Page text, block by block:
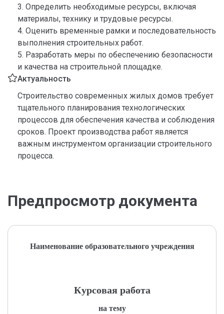
3. Определить необходимые ресурсы, включая
материалы, технику и трудовые ресурсы.
4. Оценить временные рамки и последовательность
выполнения строительных работ.
5. Разработать меры по обеспечению безопасности
и качества на строительной площадке.
Актуальность
Строительство современных жилых домов требует
тщательного планирования технологических
процессов для обеспечения качества и соблюдения
сроков. Проект производства работ является
важным инструментом организации строительного
процесса.
Предпросмотр документа
Наименование образовательного учреждения
Курсовая работа
на тему